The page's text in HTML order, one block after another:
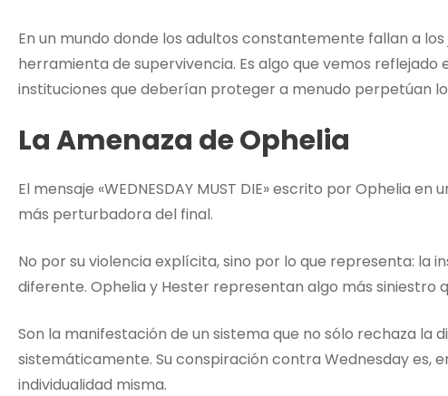
En un mundo donde los adultos constantemente fallan a
herramienta de supervivencia. Es algo que vemos reflejado
instituciones que deberían proteger a menudo perpetúan
La Amenaza de Ophelia
El mensaje «WEDNESDAY MUST DIE» escrito por Ophelia
más perturbadora del final.
No por su violencia explícita, sino por lo que representa: la
diferente. Ophelia y Hester representan algo más siniestro
Son la manifestación de un sistema que no sólo rechaza la
sistemáticamente. Su conspiración contra Wednesday es,
individualidad misma.